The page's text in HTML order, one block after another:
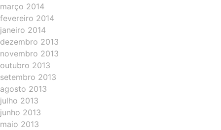
março 2014
fevereiro 2014
janeiro 2014
dezembro 2013
novembro 2013
outubro 2013
setembro 2013
agosto 2013
julho 2013
junho 2013
maio 2013